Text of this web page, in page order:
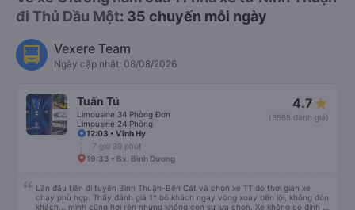
đi Thủ Dầu Một: 35 chuyến mỗi ngày
Vexere Team
Ngày cập nhật: 08/08/2026
Tuấn Tú
Limousine 34 Phòng Đơn
Limousine 24 Phòng
4.7
(3565 đánh giá)
12:03 • Vĩnh Hy
7 giờ 30 phút
19:33 • Bx. Bình Dương
Lần đầu tiên đi tuyến Bình Thuận-Bến Cát và chọn xe TT do thời gian xe
chạy phù hợp. Thấy đánh giá 1* bỏ khách ngay vòng xoay bến lội, không đón
khách... mình cũng hơi rén nhưng không còn sự lựa chọn. Xe không có định vị